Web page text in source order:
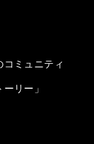
コミュニティ
リー」